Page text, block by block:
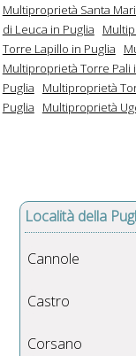
Multiproprietà Santa
di Leuca in Puglia
Torre Lapillo in Puglia
Multiproprietà Torre Pali
Puglia
Multiproprietà
Puglia
Multiproprietà
Località della
Cannole
Castro
Corsano